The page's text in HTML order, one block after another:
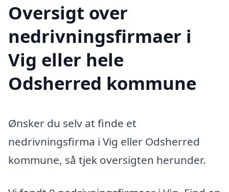
Oversigt over
nedrivningsfirmaer i
Vig eller hele
Odsherred kommune
Ønsker du selv at finde et
nedrivningsfirma i Vig eller Odsherred
kommune, så tjek oversigten herunder.